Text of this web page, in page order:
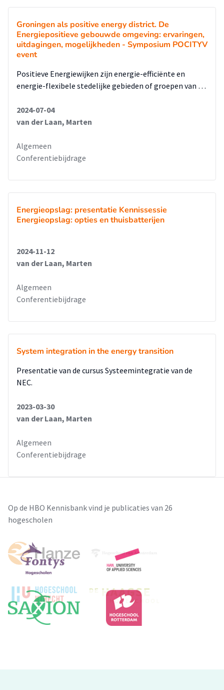
Groningen als positive energy district. De
Energiepositieve gebouwde omgeving: ervaringen,
uitdagingen, mogelijkheden - Symposium POCITYV
event
Positieve Energiewijken zijn energie-efficiënte en
energie-flexibele stedelijke gebieden of groepen van …
2024-07-04
van der Laan, Marten
Algemeen
Conferentiebijdrage
Energieopslag: presentatie Kennissessie
Energieopslag: opties en thuisbatterijen
2024-11-12
van der Laan, Marten
Algemeen
Conferentiebijdrage
System integration in the energy transition
Presentatie van de cursus Systeemintegratie van de
NEC.
2023-03-30
van der Laan, Marten
Algemeen
Conferentiebijdrage
Op de HBO Kennisbank vind je publicaties van 26
hogescholen